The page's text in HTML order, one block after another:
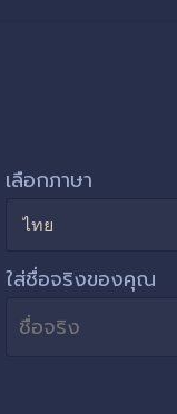
เลือกภาษา
ใส่ชื่อจริงของคุณ